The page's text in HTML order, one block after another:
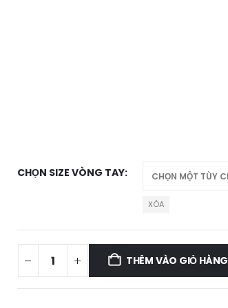
CHỌN SIZE VÒNG TAY
XÓA
THÊM VÀO GIỎ HÀNG